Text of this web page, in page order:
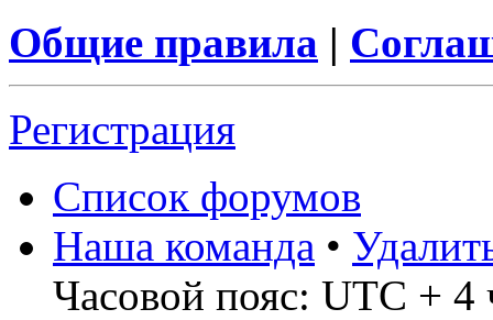
Общие правила |
Регистрация
Список форумов
Наша команда •
Часовой пояс: UTC + 4